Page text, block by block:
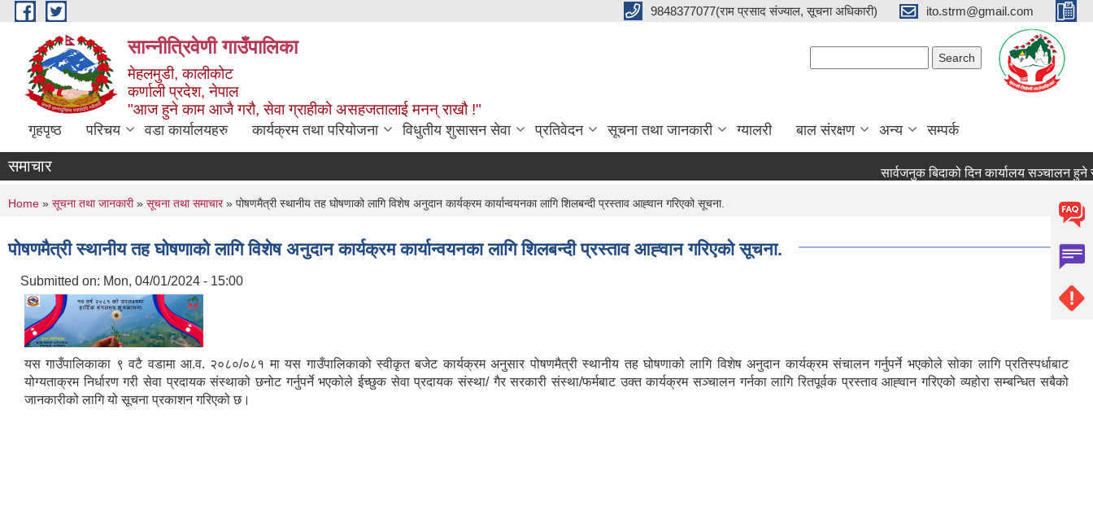
Skip to main content 9848377077(राम प्रसाद संज्याल, सूचना अधिकारी) ito.strm@gmail.com
सान्नीत्रिवेणी गाउँपालिका
मेहलमुडी, कालीकोट
कर्णाली प्रदेश, नेपाल
"आज हुने काम आजै गरौ, सेवा ग्राहीको असहजतालाई मनन् राखौ !"
गृहपृष्ठ परिचय वडा कार्यालयहरु कार्यक्रम तथा परियोजना विधुतीय शुसासन सेवा प्रतिवेदन सूचना तथा जानकारी ग्यालरी बाल संरक्षण अन्य सम्पर्क
समाचार सार्वजनुक बिदाको दिन कार्यालय सञ्चालन हुने
You are here
Home » सूचना तथा जानकारी» सूचना तथा समाचार» पोषणमैत्री स्थानीय तह घोषणाको लागि विशेष अनुदान कार्यक्रम कार्यान्वयनका लागि शिलबन्दी प्रस्ताव आह्‍वान गरिएको सूचना.
पोषणमैत्री स्थानीय तह घोषणाको लागि विशेष अनुदान कार्यक्रम कार्यान्वयनका लागि शिलबन्दी प्रस्ताव आह्‍वान गरिएको सूचना.
Submitted on: Mon, 04/01/2024 - 15:00
यस गाउँपालिकाका ९ वटै वडामा आ.व. २०८०/०८१ मा यस गाउँपालिकाको स्वीकृत बजेट कार्यक्रम अनुसार पोषणमैत्री स्थानीय तह घोषणाको लागि विशेष अनुदान कार्यक्रम संचालन गर्नुपर्ने भएकोले सोका लागि प्रतिस्पर्धाबाट
योग्यताक्रम निर्धारण गरी सेवा प्रदायक संस्थाको छनोट गर्नुपर्ने भएकोले ईच्छुक सेवा प्रदायक संस्था/ गैर सरकारी संस्था/फर्मबाट उक्त कार्यक्रम सञ्‍चालन गर्नका लागि रितपूर्वक प्रस्ताव आह्‍वान गरिएको व्यहोरा सम्बन्धित सबैको
जानकारीको लागि यो सूचना प्रकाशन गरिएको छ।